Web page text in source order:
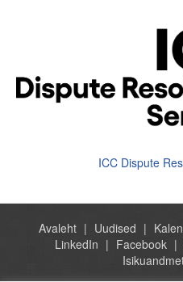
ICC Dispute
Avaleht Uudised
LinkedIn
Facebook